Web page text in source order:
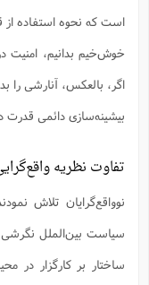
است که نحوه استفاده از
خوش‌خیم بدانیم، امنیت
اگر، بالعکس، آنارشی را
بیشینه‌سازی دائمی قدرت
تفاوت نظریه
نوواقع‌گرایان تلاش
سیاست بین‌الملل نگرشی
ساختار بر کارگزار در